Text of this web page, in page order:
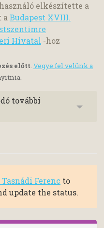
elkészítette a
a Budapest XVIII.
Hivatal -hoz
előtt. Vegye fel velünk a
további
Tasnádi Ferenc to
update the status.